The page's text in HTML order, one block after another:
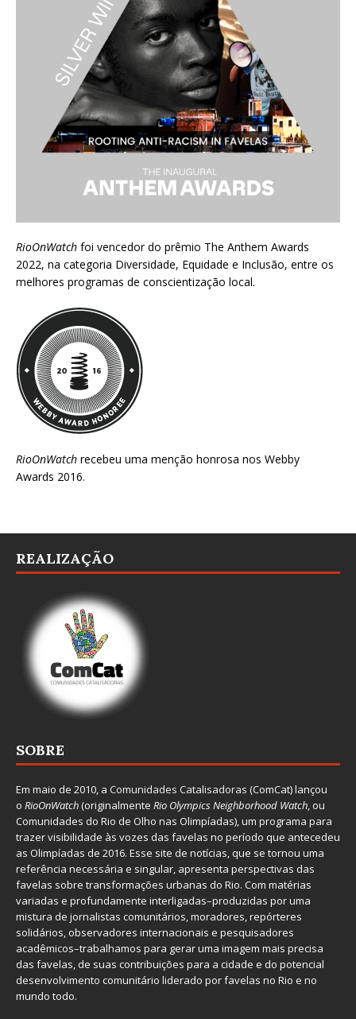
RioOnWatch foi vencedor do prêmio The Anthem Awards
2022, na categoria Diversidade, Equidade e Inclusão, entre os
melhores programas de conscientização local.
RioOnWatch recebeu uma menção honrosa nos Webby
Awards 2016.
REALIZAÇÃO
SOBRE
Em maio de 2010, a Comunidades Catalisadoras (ComCat) lançou
o RioOnWatch(originalmente Rio Olympics Neighborhood Watch, ou
Comunidades do Rio de Olho nas Olimpíadas), um programa para
trazer visibilidade às vozes das favelas no período que antecedeu
as Olimpíadas de 2016. Esse site de notícias, que se tornou uma
referência necessária e singular, apresenta perspectivas das
favelas sobre transformações urbanas do Rio. Com matérias
variadas e profundamente interligadas–produzidas por uma
mistura de jornalistas comunitários, moradores, repórteres
solidários, observadores internacionais e pesquisadores
acadêmicos–trabalhamos para gerar uma imagem mais precisa
das favelas, de suas contribuições para a cidade e do potencial
desenvolvimento comunitário liderado por favelas no Rio e no
mundo todo.